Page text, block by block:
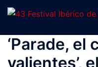
Saltar
‘Parade, el
valientes’,